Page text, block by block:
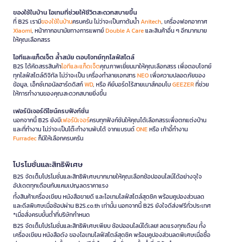
ของใช้ในบ้าน ไอเทมที่ช่วยให้ชีวิตสะดวกสบายขึ้น
ที่ B2S เรามีของใช้ในบ้านครบครัน ไม่ว่าจะเป็นกาต้มน้ำAnitech, เครื่องฟอกอากาศ
Xiaomi, หน้ากากอนามัยทางการแพทย์Double A Careและสินค้าอื่น ๆ อีกมากมาย
ให้คุณเลือกสรร
ไอทีและแก็ดเจ็ต ล้ำสมัย ตอบโจทย์ทุกไลฟ์สไตล์
B2S ได้คัดสรรสินค้าไอทีและแก็ดเจ็ตคุณภาพเยี่ยมมาให้คุณเลือกสรร เพื่อตอบโจทย์
ทุกไลฟ์สไตล์ดิจิทัล ไม่ว่าจะเป็น เครื่องทำลายเอกสารNEOเพื่อความปลอดภัยของ
ข้อมูล, เอ็กซ์เทอนัลฮาร์ดดิสก์WD, หรือ คีย์บอร์ดไร้สายเมาส์คอมโบGEEZERที่ช่วย
ให้การทำงานของคุณสะดวกสบายยิ่งขึ้น
เฟอร์นิเจอร์ดีไซน์ครบฟังก์ชั่น
นอกจากนี้ B2S ยังมีเฟอร์นิเจอร์ครบทุกฟังก์ชันให้คุณได้เลือกสรรเพื่อตกแต่งบ้าน
และที่ทำงาน ไม่ว่าจะเป็นโต๊ะทำงานพับได้ จากแบรนด์ONEหรือ เก้าอี้ทำงาน
Furradecก็มีให้เลือกครบครัน
โปรโมชั่นและสิทธิพิเศษ
B2S จัดเต็มโปรโมชั่นและสิทธิพิเศษมากมายให้คุณเลือกช้อปออนไลน์ได้อย่างจุใจ
อัปเดตทุกเดือนกับแคมเปญลดราคาแรง
ทั้งสินค้าเครื่องเขียน หนังสือขายดี และไอเทมไลฟ์สไตล์สุดชิค พร้อมคูปองส่วนลด
และดีลพิเศษเมื่อช้อปผ่าน B2S.co.th เท่านั้น นอกจากนี้ B2S ยังใจดีส่งฟรีทั่วประเทศ
*เมื่อสั่งครบขั้นต่ำที่บริษัทกำหนด
B2S จัดเต็มโปรโมชั่นและสิทธิพิเศษเพียบ ช้อปออนไลน์ได้เลย! ลดแรงทุกเดือน ทั้ง
เครื่องเขียน หนังสือดัง ของไอเทมไลฟ์สไตล์สุดชิค พร้อมคูปองส่วนลดพิเศษเมื่อซื้อ